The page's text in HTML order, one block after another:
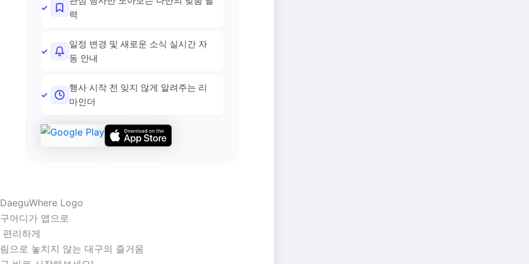
력
일정 변경 및 새로운 소식 실시간 자
동 안내
행사 시작 전 잊지 않게 알려주는 리
마인더
어디가 앱으로
편리하게
으로 놓치지 않는 대구의 즐거움